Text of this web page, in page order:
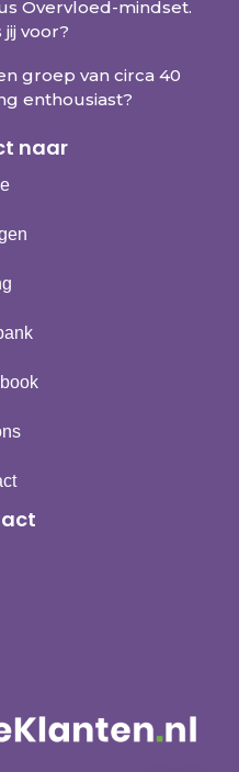
Overvloed-mindset.
jij voor?
groep van circa 40
enthousiast?
naar